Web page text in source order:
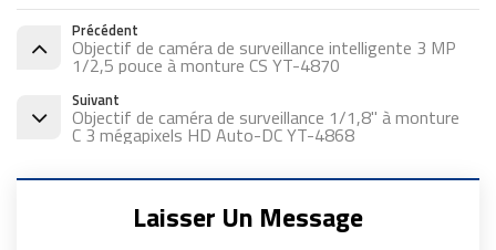
Précédent
Objectif de caméra de surveillance intelligente 3 MP
1/2,5 pouce à monture CS YT-4870
Suivant
Objectif de caméra de surveillance 1/1,8" à monture
C 3 mégapixels HD Auto-DC YT-4868
Laisser Un Message